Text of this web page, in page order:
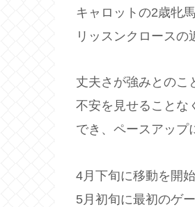
キャロットの2歳牝馬
リッスンクロースの
丈夫さが強みとのこ
不安を見せることな
でき、ペースアップ
4月下旬に移動を開
5月初旬に最初のゲ